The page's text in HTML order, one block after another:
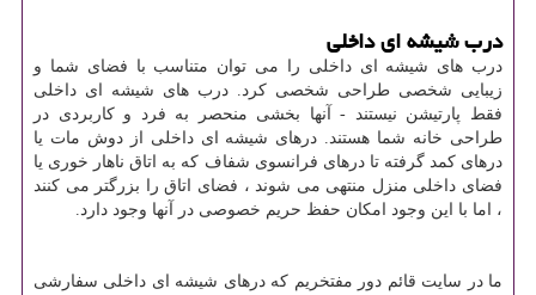
درب شیشه ای داخلی
درب های شیشه ای داخلی را می توان متناسب با فضای شما و
زیبایی شخصی طراحی شخصی کرد. درب های شیشه ای داخلی
فقط پارتیشن نیستند - آنها بخشی منحصر به فرد و کاربردی در
طراحی خانه شما هستند. درهای شیشه ای داخلی از دوش مات یا
درهای کمد گرفته تا درهای فرانسوی شفاف که به اتاق ناهار خوری یا
فضای داخلی منزل منتهی می شوند ، فضای اتاق را بزرگتر می کنند
، اما با این وجود امکان حفظ حریم خصوصی در آنها وجود دارد.
ما در سایت قائم دور مفتخریم که درهای شیشه ای داخلی سفارشی